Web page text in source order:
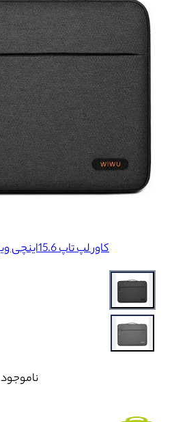
کاور لپ تاپ 15.6اینچی ویوو Pilot Sleeve
ناموجود